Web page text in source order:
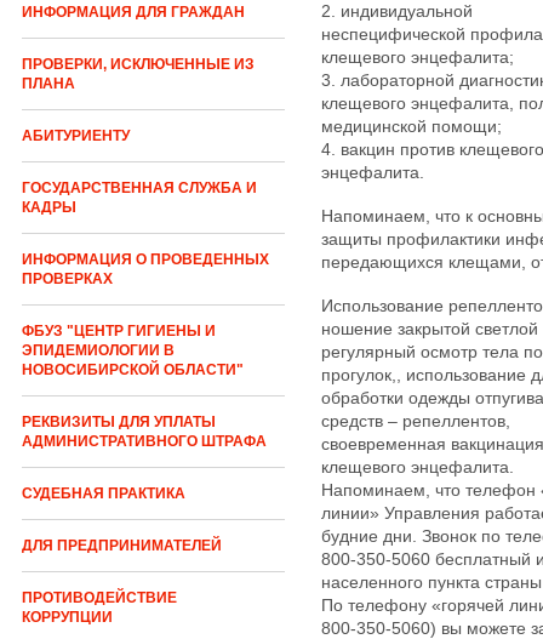
ИНФОРМАЦИЯ ДЛЯ ГРАЖДАН
ПРОВЕРКИ, ИСКЛЮЧЕННЫЕ ИЗ
ПЛАНА
АБИТУРИЕНТУ
ГОСУДАРСТВЕННАЯ СЛУЖБА И
КАДРЫ
ИНФОРМАЦИЯ О ПРОВЕДЕННЫХ
ПРОВЕРКАХ
ФБУЗ "ЦЕНТР ГИГИЕНЫ И
ЭПИДЕМИОЛОГИИ В
НОВОСИБИРСКОЙ ОБЛАСТИ"
РЕКВИЗИТЫ ДЛЯ УПЛАТЫ
АДМИНИСТРАТИВНОГО ШТРАФА
СУДЕБНАЯ ПРАКТИКА
ДЛЯ ПРЕДПРИНИМАТЕЛЕЙ
ПРОТИВОДЕЙСТВИЕ
КОРРУПЦИИ
2. индивидуальной
неспецифической
клещевого энцефалита;
3. лабораторной
клещевого энцефалита,
медицинской помощи;
4. вакцин против клещевого
энцефалита.
Напоминаем, что к
защиты профилактики
передающихся клещами,
Использование
ношение закрытой
регулярный осмотр тела
прогулок,, использование
обработки одежды
средств – репеллентов,
своевременная
клещевого энцефалита.
Напоминаем, что телефон
линии» Управления
будние дни. Звонок по
800-350-5060 бесплатный
населенного пункта
По телефону «горячей
800-350-5060) вы можете